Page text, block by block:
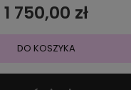
1 750,00 zł
DO KOSZYKA